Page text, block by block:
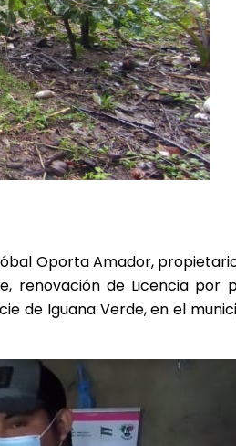
Oporta Amador,
renovación de Licencia
de Iguana Verde, en el